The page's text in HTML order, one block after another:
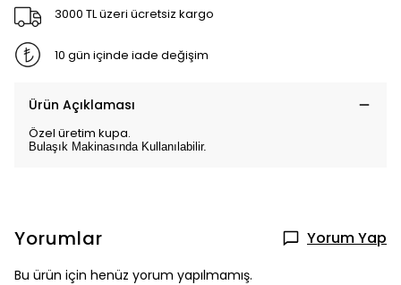
3000 TL üzeri ücretsiz kargo
10 gün içinde iade değişim
Ürün Açıklaması
Özel üretim kupa.
Bulaşık Makinasında Kullanılabilir.
Yorumlar Yorum Yap
Bu ürün için henüz yorum yapılmamış.